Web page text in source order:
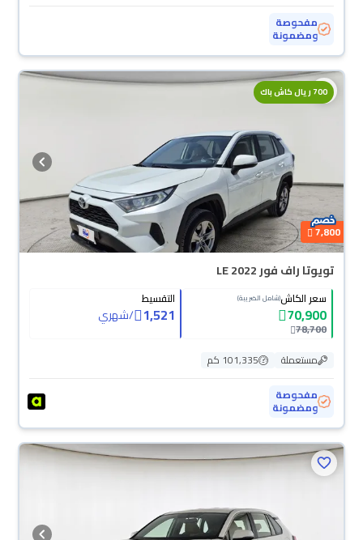
مفحوصة
ومضمونة
700 ريال كاش باك
7,800
تويوتا راف فور LE 2022
سعر الكاش(شامل الضريبة)
70,900
78,700
التقسيط
1,521
/شهري
مستعملة
101,335 كم
مفحوصة
ومضمونة